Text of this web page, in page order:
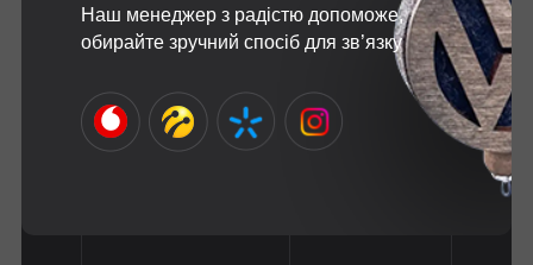
Наш менеджер з радістю допоможе,
обирайте зручний спосіб для зв’язку